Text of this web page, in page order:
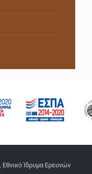
Ίδρυμα Ερευνών